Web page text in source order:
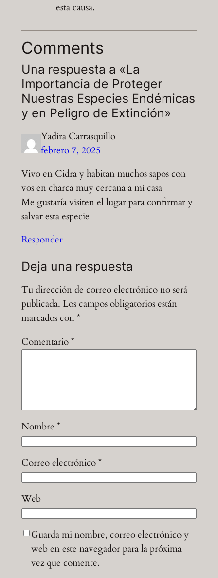
esta causa.
Comments
Una respuesta a «La
Importancia de Proteger
Nuestras Especies Endémicas
y en Peligro de Extinción»
Yadira Carrasquillo
febrero 7, 2025
Vivo en Cidra y habitan muchos sapos con
vos en charca muy cercana a mi casa
Me gustaría visiten el lugar para confirmar y
salvar esta especie
Responder
Deja una respuesta
Tu dirección de correo electrónico no será
publicada. Los campos obligatorios están
marcados con*
Comentario*
Nombre *
Correo electrónico*
Web
Guarda mi nombre, correo electrónico y
web en este navegador para la próxima
vez que comente.